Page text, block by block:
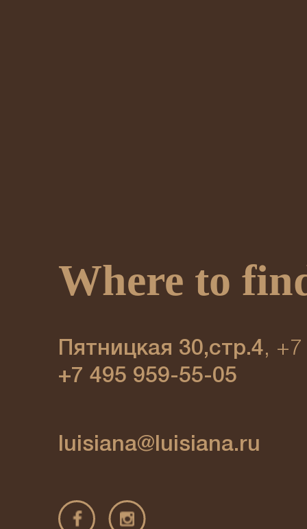
Where to
Пятницкая 30,стр.4,
+7 495 959-55-05
luisiana@luisiana.ru